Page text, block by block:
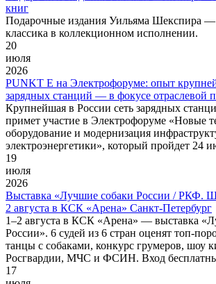
книг
Подарочные издания Уильяма Шекспира —
классика в коллекционном исполнении.
20
июля
2026
PUNKT E на Электрофоруме: опыт
зарядных станций — в фокусе отраслевой
Крупнейшая в России сеть зарядных
примет участие в Электрофоруме «Новые
оборудование и модернизация
электроэнергетики», который пройдет 24
19
июля
2026
Выставка «Лучшие собаки России / РКФ.
2 августа в КСК «Арена» Санкт-Петербург
1–2 августа в КСК «Арена» — выставка
России». 6 судей из 6 стран оценят топ-
танцы с собаками, конкурс грумеров, шоу
Росгвардии, МЧС и ФСИН. Вход
17